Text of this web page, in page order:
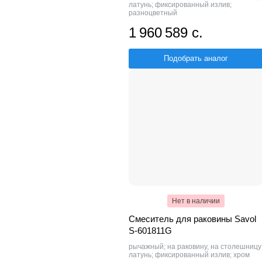
латунь; фиксированный излив;
разноцветный
1 960 589 с.
Подобрать аналог
Нет в наличии
Смеситель для раковины Savol
S-601811G
рычажный; на раковину, на
латунь; фиксированный излив; хром